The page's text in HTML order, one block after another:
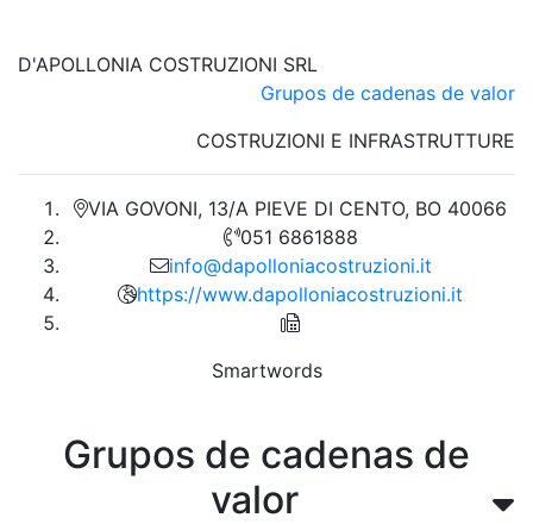
Grupos de cadenas de
valor
D'APOLLONIA COSTRUZIONI SRL
Grupos de cadenas de valor
COSTRUZIONI E INFRASTRUTTURE
VIA GOVONI, 13/A PIEVE DI CENTO, BO 40066
051 6861888
info@dapolloniacostruzioni.it
https://www.dapolloniacostruzioni.it
Smartwords